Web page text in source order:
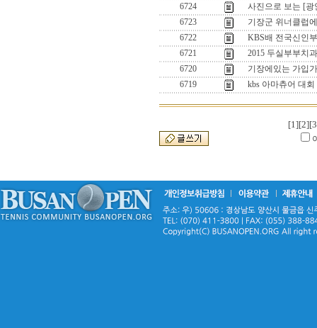
6724
사진으로 보는 [
6723
기장군 위너클럽
6722
KBS배 전국신인
6721
2015 두실부부치
6720
기장에있는 가입
6719
kbs 아마츄어 대회
[1][2]